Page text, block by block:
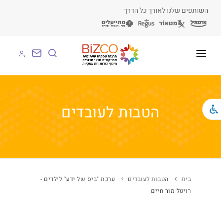
השותפים שלנו לאורך כל הדרך
על BIZCO
BIZCO לעסקים
BIZCO לרשויות
לומדים עם BIZCO
הטבות לעובדים
בית הטבות לעובדים
ערכת "ביס של ידע" לילדים -
רויטל מור חיים